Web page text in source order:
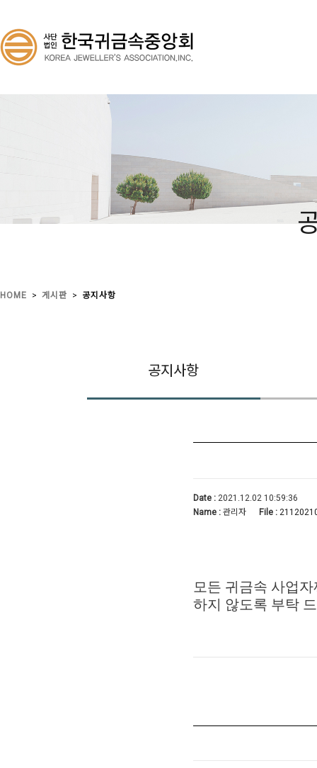
HOME > 게시판 > 공지사항
공지사항
Date :2021.12.02 10:59:36
Name :관리자 File :
모든 귀금속 사업
하지 않도록 부탁